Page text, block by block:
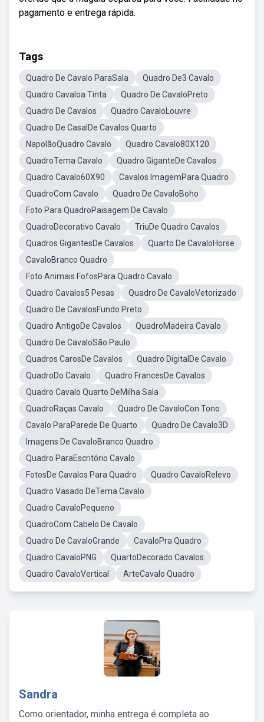
pagamento e entrega rápida.
Tags
Quadro De Cavalo ParaSala
Quadro De3 Cavalo
Quadro Cavaloa Tinta
Quadro De CavaloPreto
Quadro De Cavalos
Quadro CavaloLouvre
Quadro De CasalDe Cavalos Quarto
NapolãoQuadro Cavalo
Quadro Cavalo80X120
QuadroTema Cavalo
Quadro GiganteDe Cavalos
Quadro Cavalo60X90
Cavalos ImagemPara Quadro
QuadroCom Cavalo
Quadro De CavaloBoho
Foto Para QuadroPaisagem De Cavalo
QuadroDecorativo Cavalo
TriuDe Quadro Cavalos
Quadros GigantesDe Cavalos
Quarto De CavaloHorse
CavaloBranco Quadro
Foto Animais FofosPara Quadro Cavalo
Quadro Cavalos5 Pesas
Quadro De CavaloVetorizado
Quadro De CavalosFundo Preto
Quadro AntigoDe Cavalos
QuadroMadeira Cavalo
Quadro De CavaloSão Paulo
Quadros CarosDe Cavalos
Quadro DigitalDe Cavalo
QuadroDo Cavalo
Quadro FrancesDe Cavalos
Quadro Cavalo Quarto DeMilha Sala
QuadroRaças Cavalo
Quadro De CavaloCon Tono
Cavalo ParaParede De Quarto
Quadro De Cavalo3D
Imagens De CavaloBranco Quadro
Quadro ParaEscritório Cavalo
FotosDe Cavalos Para Quadro
Quadro CavaloRelevo
Quadro Vasado DeTema Cavalo
Quadro CavaloPequeno
QuadroCom Cabelo De Cavalo
Quadro De CavaloGrande
CavaloPra Quadro
Quadro CavaloPNG
QuartoDecorado Cavalos
Quadro CavaloVertical
ArteCavalo Quadro
Sandra
Como orientador, minha entrega é completa ao